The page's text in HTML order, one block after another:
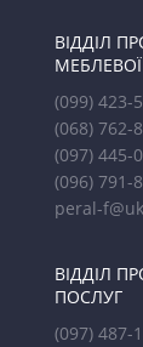
ВІДДІЛ
(099) 423-
(068) 762-
(097) 445-
(096) 791-
peral-
ВІДДІЛ
ПОСЛУГ
(097) 487-